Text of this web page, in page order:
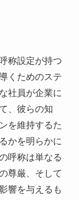
称設定が持つ
くためのステ
社員が企業に
、彼らの知
を維持するた
かを明らかに
呼称は単なる
尊厳、そして
響を与えるも